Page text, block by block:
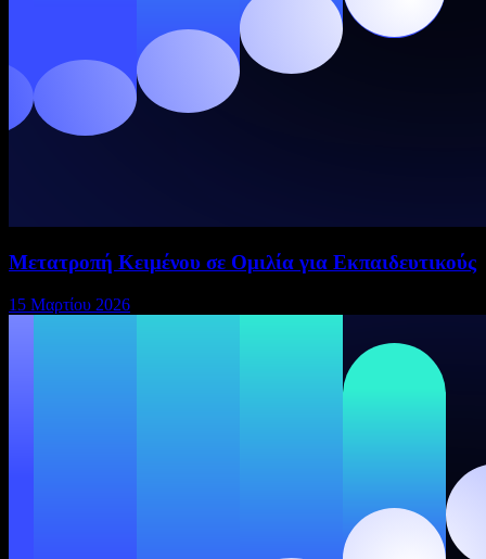
Μετατροπή Κειμένου σε Ομιλία για Εκπαιδευτικούς
15 Μαρτίου 2026